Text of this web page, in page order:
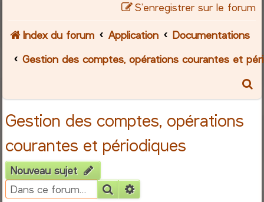
S’enregistrer sur le forum
Index du forum Application
Documentations
Gestion des comptes, opérations courantes et
Gestion des comptes, opérations
courantes et périodiques
Nouveau sujet
Rechercher